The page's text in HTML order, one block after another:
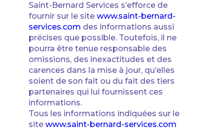
Saint-Bernard Services s’efforce de
fournir sur le site www.saint-bernard-
services.com des informations aussi
précises que possible. Toutefois, il ne
pourra être tenue responsable des
omissions, des inexactitudes et des
carences dans la mise à jour, qu’elles
soient de son fait ou du fait des tiers
partenaires qui lui fournissent ces
informations.
Tous les informations indiquées sur le
site www.saint-bernard-services.com